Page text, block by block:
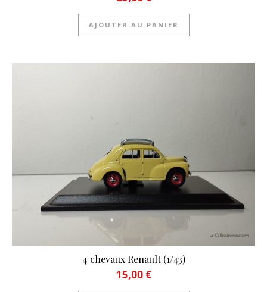
AJOUTER AU PANIER
4 chevaux Renault (1/43)
15,00 €